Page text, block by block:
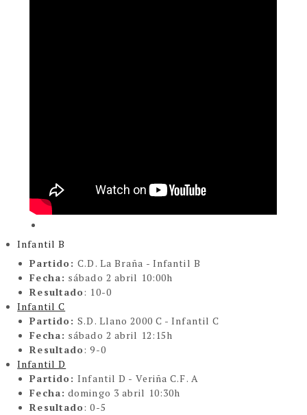
Infantil B
Partido:C.D. La Braña - Infantil B
Fecha: sábado 2 abril 10:00h
Resultado: 10-0
Infantil C
Partido:S.D. Llano 2000 C - Infantil C
Fecha: sábado 2 abril 12:15h
Resultado: 9-0
Infantil D
Partido:Infantil D - Veriña C.F. A
Fecha: domingo 3 abril 10:30h
Resultado: 0-5